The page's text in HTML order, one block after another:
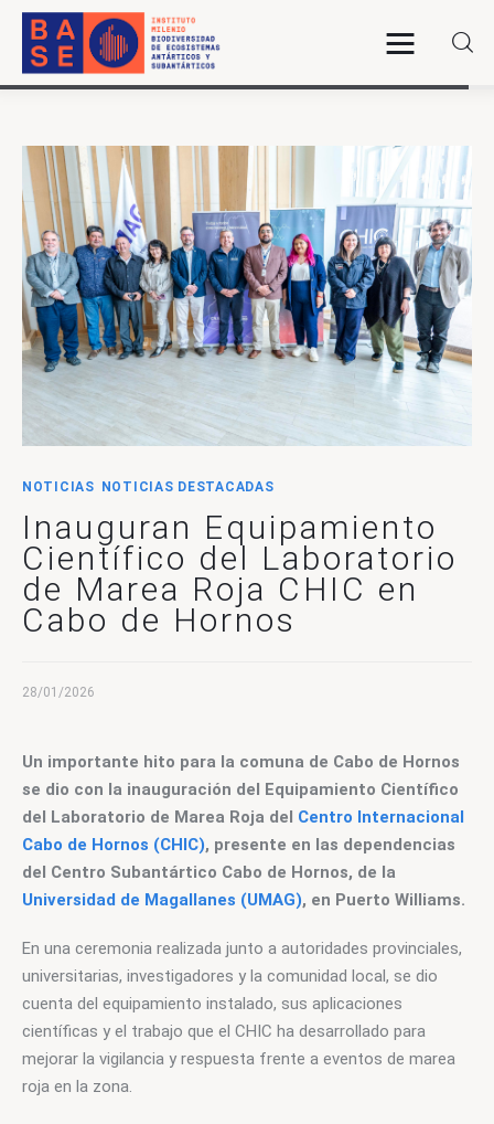
INICIO
SOMOS
INVESTIGACIÓN
PUBLICACIONES
COLABORACIÓN
COMUNICACIONES
CONTACTO
NOTICIAS NOTICIAS DESTACADAS
Inauguran Equipamiento
Científico del Laboratorio
de Marea Roja CHIC en
Cabo de Hornos
28/01/2026
Un importante hito para la comuna de Cabo de Hornos
se dio con la inauguración del Equipamiento Científico
del Laboratorio de Marea Roja del Centro Internacional
Cabo de Hornos (CHIC), presente en las dependencias
del Centro Subantártico Cabo de Hornos, de la
Universidad de Magallanes (UMAG), en Puerto Williams.
En una ceremonia realizada junto a autoridades provinciales,
universitarias, investigadores y la comunidad local, se dio
cuenta del equipamiento instalado, sus aplicaciones
científicas y el trabajo que el CHIC ha desarrollado para
mejorar la vigilancia y respuesta frente a eventos de marea
roja en la zona.